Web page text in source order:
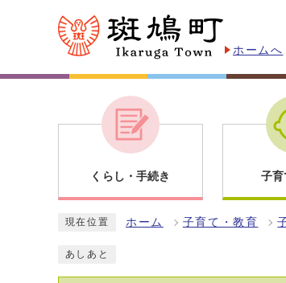
ホームへ
くらし・手続き 子育
現在位置 ホーム 子育て・教育
あしあと